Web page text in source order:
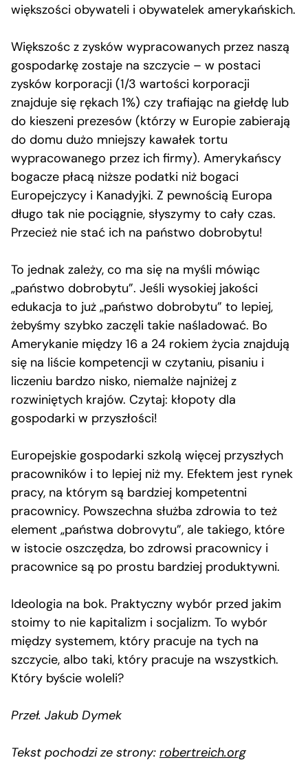
większości obywateli i obywatelek amerykańskich.
Większośc z zysków wypracowanych przez naszą
gospodarkę zostaje na szczycie – w postaci
zysków korporacji (1/3 wartości korporacji
znajduje się rękach 1%) czy trafiając na giełdę lub
do kieszeni prezesów (którzy w Europie zabierają
do domu dużo mniejszy kawałek tortu
wypracowanego przez ich firmy). Amerykańscy
bogacze płacą niższe podatki niż bogaci
Europejczycy i Kanadyjki. Z pewnością Europa
długo tak nie pociągnie, słyszymy to cały czas.
Przecież nie stać ich na państwo dobrobytu!
To jednak zależy, co ma się na myśli mówiąc
„państwo dobrobytu”. Jeśli wysokiej jakości
edukacja to już „państwo dobrobytu” to lepiej,
żebyśmy szybko zaczęli takie naśladować. Bo
Amerykanie między 16 a 24 rokiem życia znajdują
się na liście kompetencji w czytaniu, pisaniu i
liczeniu bardzo nisko, niemalże najniżej z
rozwiniętych krajów. Czytaj: kłopoty dla
gospodarki w przyszłości!
Europejskie gospodarki szkolą więcej przyszłych
pracowników i to lepiej niż my. Efektem jest rynek
pracy, na którym są bardziej kompetentni
pracownicy. Powszechna służba zdrowia to też
element „państwa dobrovytu”, ale takiego, które
w istocie oszczędza, bo zdrowsi pracownicy i
pracownice są po prostu bardziej produktywni.
Ideologia na bok. Praktyczny wybór przed jakim
stoimy to nie kapitalizm i socjalizm. To wybór
między systemem, który pracuje na tych na
szczycie, albo taki, który pracuje na wszystkich.
Który byście woleli?
Przeł. Jakub Dymek
Tekst pochodzi ze strony: robertreich.org